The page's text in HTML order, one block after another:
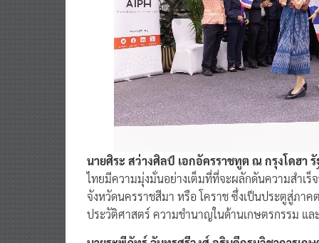
นายศิระ สว่างศิลป์ เอกอัครราชทูต ณ กรุงโดฮา
ไทยมีความมุ่งมั่นอย่างเต็มที่ที่จะผลักดันความสำเ
จังหวัดนครราชสีมา หรือ โคราช ซึ่งเป็นประตูสู่ภา
ประวัติศาสตร์ ความชำนาญในด้านเกษตรกรรม แ